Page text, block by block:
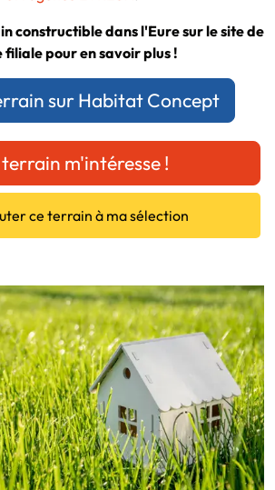
constructible dans l'Eure sur le site de
filiale pour en savoir plus !
sur Habitat Concept
terrain m'intéresse !
ce terrain à ma sélection